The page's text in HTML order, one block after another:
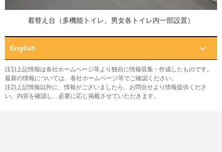
着替え台（多機能トイレ、男女各トイレ内一部設置）
English
注1)上記情報は各社ホームページ等より独自に情報収集・作成したものです。
最新の情報については、各社ホームページ等でご確認ください。
注2)上記情報以外に、情報がございましたら、お問合せより情報提供くださ
い。内容を確認し、必要に応じ掲載させていただきます。